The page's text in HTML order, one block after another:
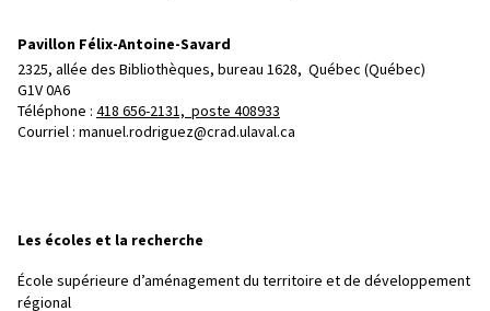
Pavillon Félix-Antoine-Savard
2325, allée des Bibliothèques, bureau 1628, Québec (Québec)
G1V 0A6
Téléphone : 418 656-2131, poste 408933
Courriel : manuel.rodriguez@crad.ulaval.ca
Les écoles et la recherche
École supérieure d’aménagement du territoire et de développement
régional